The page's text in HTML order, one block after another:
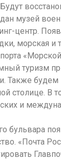
музей
центр.
морская и
туризм
Также будем
столице. В
и
бульвара
«Почта